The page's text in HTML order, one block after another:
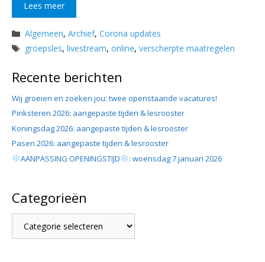
Lees meer
Categorieën
Algemeen,Archief,Corona updates
Tags
groepsles,livestream,online,verscherpte maatregelen
Recente berichten
Wij groeien en zoeken jou: twee openstaande vacatures!
Pinksteren 2026: aangepaste tijden & lesrooster
Koningsdag 2026: aangepaste tijden & lesrooster
Pasen 2026: aangepaste tijden & lesrooster
AANPASSING OPENINGSTIJD
: woensdag 7 januari 2026
Categorieën